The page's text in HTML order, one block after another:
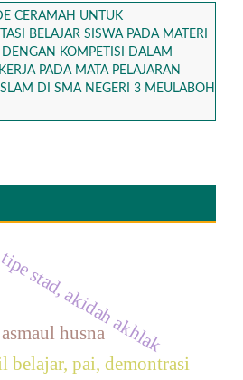
CERAMAH UNTUK
BELAJAR SISWA PADA MATERI
KOMPETISI DALAM
PADA MATA PELAJARAN
DI SMA NEGERI 3 MEULABOH
belajar, pai, demontrasi
tipe stad, akidah akhlak
husna